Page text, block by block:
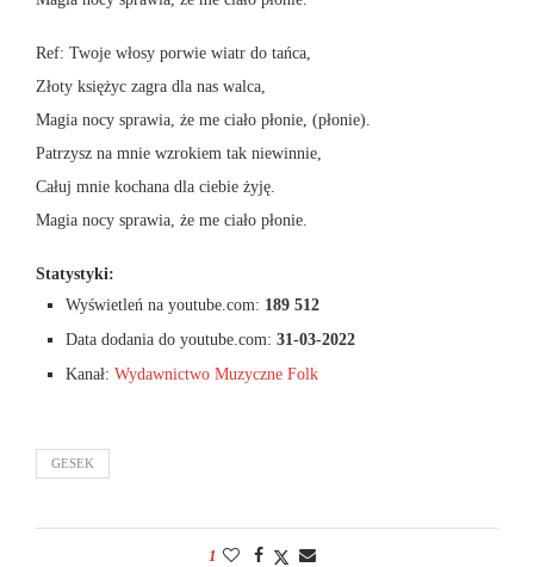
Ref: Twoje włosy porwie wiatr do tańca,
Złoty księżyc zagra dla nas walca,
Magia nocy sprawia, że me ciało płonie, (płonie).
Patrzysz na mnie wzrokiem tak niewinnie,
Całuj mnie kochana dla ciebie żyję.
Magia nocy sprawia, że me ciało płonie.
Statystyki:
Wyświetleń na youtube.com: 189 512
Data dodania do youtube.com: 31-03-2022
Kanał: Wydawnictwo Muzyczne Folk
GESEK
1